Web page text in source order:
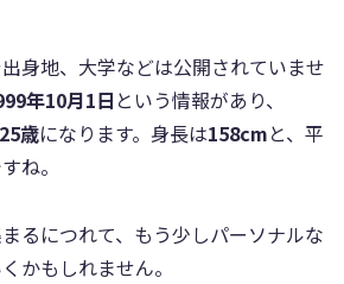
身地、大学などは公開されていませ
年10月1日 という情報があり、
25歳になります。身長は158cmと、平
ね。
るにつれて、もう少しパーソナルな
かもしれません。